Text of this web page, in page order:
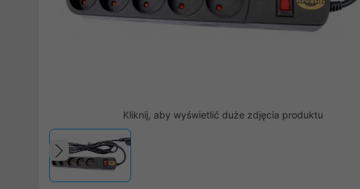
Kliknij, aby wyświetlić duże zdjęcia produktu
Poprzedni